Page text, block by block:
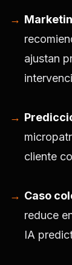
ajustan
cliente
Caso
reduce
IA